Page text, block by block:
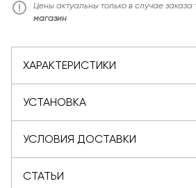
Цены актуальны только в случае заказа
магазин
ХАРАКТЕРИСТИКИ
УСТАНОВКА
УСЛОВИЯ ДОСТАВКИ
СТАТЬИ